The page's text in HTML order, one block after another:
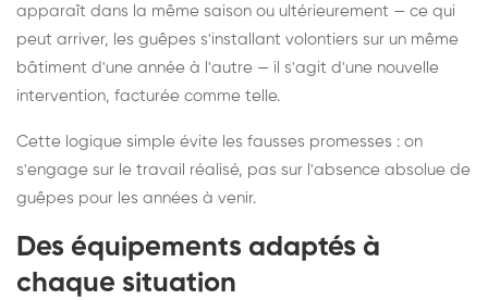
apparaît dans la même saison ou ultérieurement — ce qui
peut arriver, les guêpes s'installant volontiers sur un même
bâtiment d'une année à l'autre — il s'agit d'une nouvelle
intervention, facturée comme telle.
Cette logique simple évite les fausses promesses : on
s'engage sur le travail réalisé, pas sur l'absence absolue de
guêpes pour les années à venir.
Des équipements adaptés à
chaque situation